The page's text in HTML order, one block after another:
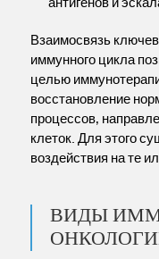
Взаимосвязь
иммунного цикла
целью
восстановление
процессов,
клеток. Для этого
воздействия на те
ВИДЫ